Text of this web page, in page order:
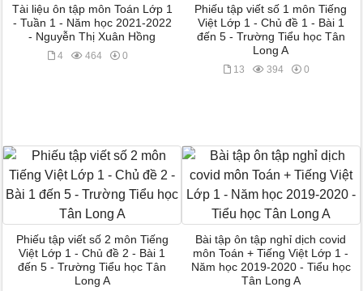
Tài liệu ôn tập môn Toán Lớp 1
- Tuần 1 - Năm học 2021-2022
- Nguyễn Thị Xuân Hồng
4 464 0
Phiếu tập viết số 1 môn Tiếng
Việt Lớp 1 - Chủ đề 1 - Bài 1
đến 5 - Trường Tiểu học Tân
Long A
13 394 0
Phiếu tập viết số 2 môn Tiếng
Việt Lớp 1 - Chủ đề 2 - Bài 1
đến 5 - Trường Tiểu học Tân
Long A
Bài tập ôn tập nghỉ dịch covid
môn Toán + Tiếng Việt Lớp 1 -
Năm học 2019-2020 - Tiểu học
Tân Long A